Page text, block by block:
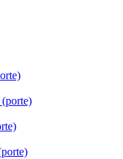
(porte)